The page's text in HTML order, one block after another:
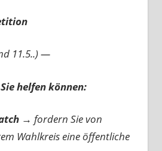
11.5..) —
helfen können:
→ fordern Sie von
Wahlkreis eine öffentliche